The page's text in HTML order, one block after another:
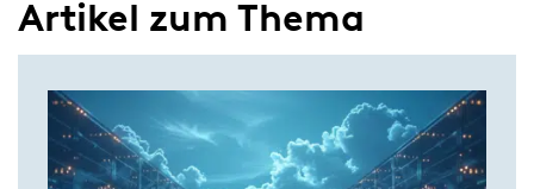
Artikel zum Thema